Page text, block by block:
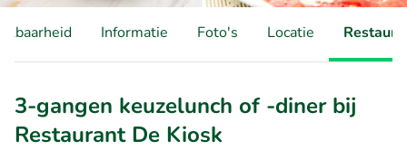
Informatie Foto's Locatie
3-gangen keuzelunch of -diner bij
Restaurant De Kiosk